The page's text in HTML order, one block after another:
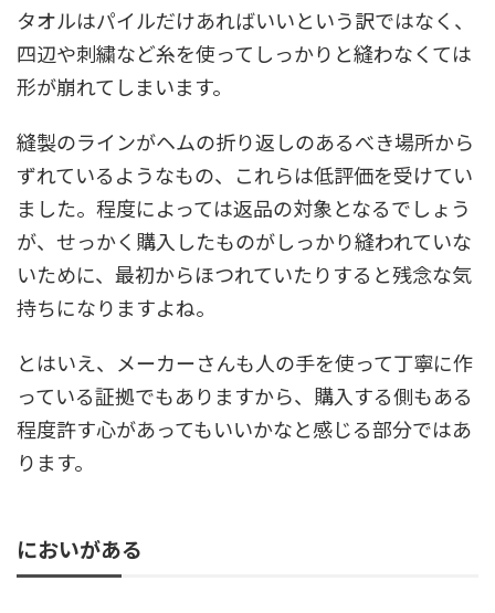
タオルはパイルだけあればいいという訳ではなく、
四辺や刺繍など糸を使ってしっかりと縫わなくては
形が崩れてしまいます。
縫製のラインがヘムの折り返しのあるべき場所から
ずれているようなもの、これらは低評価を受けてい
ました。程度によっては返品の対象となるでしょう
が、せっかく購入したものがしっかり縫われていな
いために、最初からほつれていたりすると残念な気
持ちになりますよね。
とはいえ、メーカーさんも人の手を使って丁寧に作
っている証拠でもありますから、購入する側もある
程度許す心があってもいいかなと感じる部分ではあ
ります。
においがある